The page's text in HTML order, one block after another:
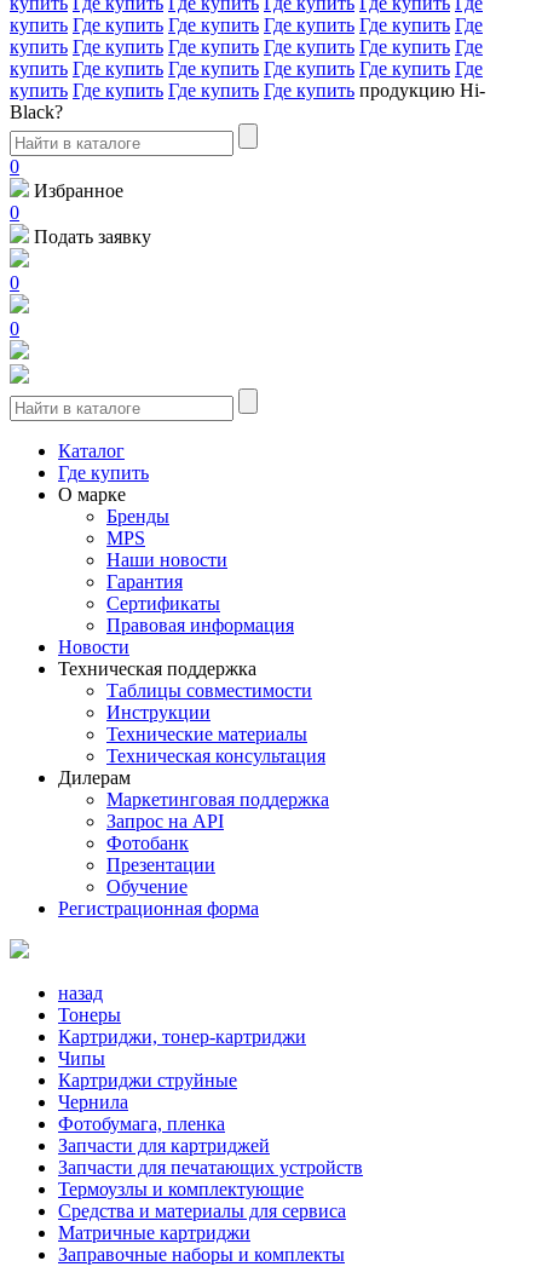
купить Где купить Где купить Где купить Где купить Где
купить Где купить Где купить Где купить Где купить Где
купить Где купить Где купить Где купить Где купить Где
купить Где купить Где купить Где купить продукцию Hi-
Black?
0
Избранное
0
Подать заявку
0
0
Каталог
Где купить
О марке
Бренды
MPS
Наши новости
Гарантия
Сертификаты
Правовая информация
Новости
Техническая поддержка
Таблицы совместимости
Инструкции
Технические материалы
Техническая консультация
Дилерам
Маркетинговая поддержка
Запрос на API
Фотобанк
Презентации
Обучение
Регистрационная форма
назад
Тонеры
Картриджи, тонер-картриджи
Чипы
Картриджи струйные
Чернила
Фотобумага, пленка
Запчасти для картриджей
Запчасти для печатающих устройств
Термоузлы и комплектующие
Средства и материалы для сервиса
Матричные картриджи
Заправочные наборы и комплекты